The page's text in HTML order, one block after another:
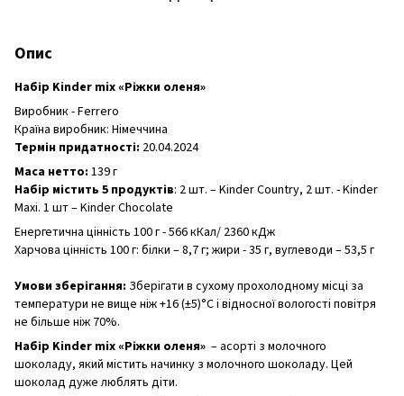
Опис
Набір Kinder mix «Ріжки оленя»
Виробник - Ferrero
Країна виробник: Німеччина
Термін придатності: 20.04.2024
Маса нетто: 139 г
Набір містить 5 продуктів: 2 шт. – Kinder Country, 2 шт. - Kinder
Maxi. 1 шт – Kinder Chocolate
Енергетична цінність 100 г - 566 кКал/ 2360 кДж
Харчова цінність 100 г: білки – 8,7 г; жири - 35 г, вуглеводи – 53,5 г
Умови зберігання: Зберігати в сухому прохолодному місці за
температури не вище ніж +16 (±5)°C і відносної вологості повітря
не більше ніж 70%.
Набір Kinder mix «Ріжки оленя» – асорті з молочного
шоколаду, який містить начинку з молочного шоколаду. Цей
шоколад дуже люблять діти.